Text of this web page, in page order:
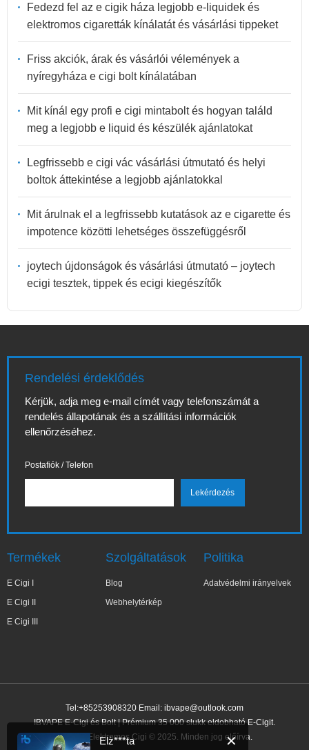
Fedezd fel az e cigik háza legjobb e-liquidek és
elektromos cigaretták kínálatát és vásárlási tippeket
Friss akciók, árak és vásárlói vélemények a
nyíregyháza e cigi bolt kínálatában
Mit kínál egy profi e cigi mintabolt és hogyan találd
meg a legjobb e liquid és készülék ajánlatokat
Legfrissebb e cigi vác vásárlási útmutató és helyi
boltok áttekintése a legjobb ajánlatokkal
Mit árulnak el a legfrissebb kutatások az e cigarette és
impotence közötti lehetséges összefüggésről
joytech újdonságok és vásárlási útmutató – joytech
ecigi tesztek, tippek és ecigi kiegészítők
Rendelési érdeklődés
Kérjük, adja meg e-mail címét vagy telefonszámát a
rendelés állapotának és a szállítási információk
ellenőrzéséhez.
Postafiók / Telefon
Termékek
E Cigi I
E Cigi II
E Cigi III
Szolgáltatások
Blog
Webhelytérkép
Politika
Adatvédelmi irányelvek
Tel:+85253908320 Email: ibvape@outlook.com
IBVAPE E-Cigi és Bolt | Prémium 35 000 slukk eldobható E-Cigit.
IBVAPE Elektromos Cigi © 2025. Minden jog előírva.
✕
Elż***ta